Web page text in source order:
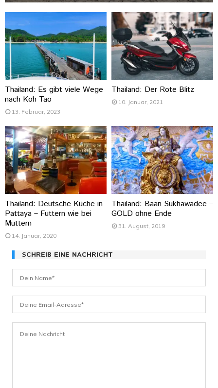
Thailand: Es gibt viele Wege
nach Koh Tao
13. Februar, 2023
Thailand: Der Rote Blitz
10. Januar, 2021
Thailand: Deutsche Küche in
Pattaya – Futtern wie bei
Muttern
14. Januar, 2020
Thailand: Baan Sukhawadee –
GOLD ohne Ende
31. August, 2019
SCHREIB EINE NACHRICHT